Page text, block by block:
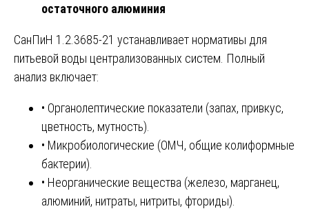
остаточного алюминия
СанПиН 1.2.3685-21 устанавливает нормативы для
питьевой воды централизованных систем. Полный
анализ включает:
• Органолептические показатели (запах, привкус,
цветность, мутность).
• Микробиологические (ОМЧ, общие колиформные
бактерии).
• Неорганические вещества (железо, марганец,
алюминий, нитраты, нитриты, фториды).